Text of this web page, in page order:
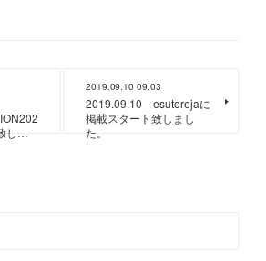
し…
2019.09.10 09:03
2019.09.10 esutorejaに
掲載スタート致しまし
た。